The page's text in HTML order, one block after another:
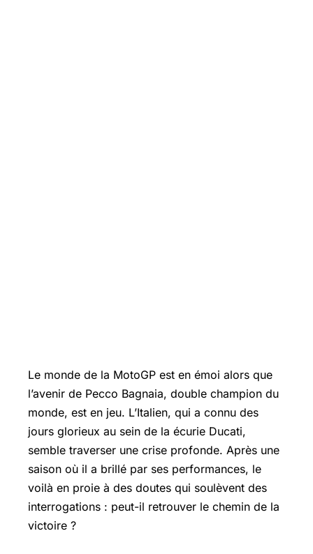
Le monde de la MotoGP est en émoi alors que
l’avenir de Pecco Bagnaia, double champion du
monde, est en jeu. L’Italien, qui a connu des
jours glorieux au sein de la écurie Ducati,
semble traverser une crise profonde. Après une
saison où il a brillé par ses performances, le
voilà en proie à des doutes qui soulèvent des
interrogations : peut-il retrouver le chemin de la
victoire ?